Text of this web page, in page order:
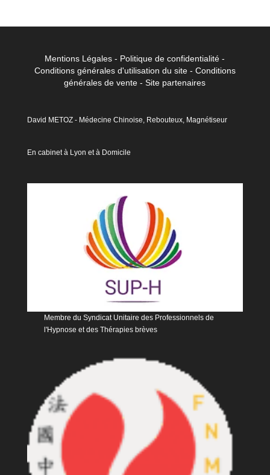
Mentions Légales - Politique de confidentialité -
Conditions générales d'utilisation du site- Conditions
générales de vente -Site partenaires
David METOZ - Médecine Chinoise, Rebouteux, Magnétiseur
En cabinet à Lyon et à Domicile
Membre du Syndicat Unitaire des Professionnels de
l'Hypnose et des Thérapies brèves